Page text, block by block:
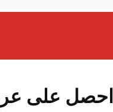
احصل على